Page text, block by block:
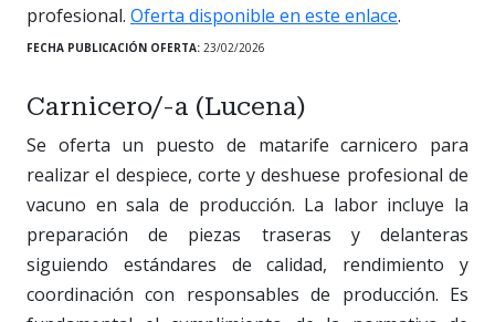
profesional. Oferta disponible en este enlace.
FECHA PUBLICACIÓN OFERTA: 23/02/2026
Carnicero/-a (Lucena)
Se oferta un puesto de matarife carnicero para
realizar el despiece, corte y deshuese profesional de
vacuno en sala de producción. La labor incluye la
preparación de piezas traseras y delanteras
siguiendo estándares de calidad, rendimiento y
coordinación con responsables de producción. Es